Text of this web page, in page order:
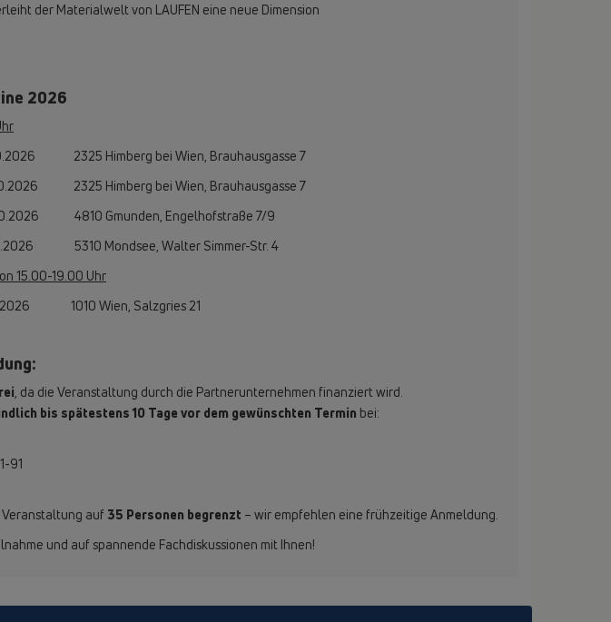
der Materialwelt von LAUFEN eine neue Dimension
2026
2325 Himberg bei Wien, Brauhausgasse 7
2325 Himberg bei Wien, Brauhausgasse 7
4810 Gmunden, Engelhofstraße 7/9
5310 Mondsee, Walter Simmer-Str. 4
15.00-19.00 Uhr
1010 Wien, Salzgries 21
, da die Veranstaltung durch die Partnerunternehmen finanziert wird.
bis spätestens 10 Tage vor dem gewünschten Termin bei:
91
auf 35 Personen begrenzt – wir empfehlen eine frühzeitige Anmeldung.
und auf spannende Fachdiskussionen mit Ihnen!